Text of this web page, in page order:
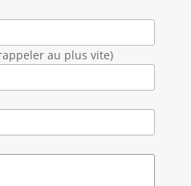
au plus vite)